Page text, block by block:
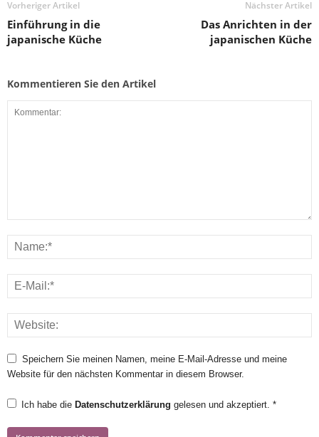
Vorheriger Artikel
Einführung in die
japanische Küche
Nächster Artikel
Das Anrichten in der
japanischen Küche
Kommentieren Sie den Artikel
Speichern Sie meinen Namen, meine E-Mail-Adresse und meine
Website für den nächsten Kommentar in diesem Browser.
Ich habe die Datenschutzerklärung gelesen und akzeptiert. *